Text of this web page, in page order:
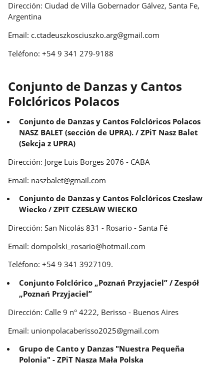
Dirección: Ciudad de Villa Gobernador Gálvez, Santa Fe,
Argentina
Email: c.ctadeuszkosciuszko.arg@gmail.com
Teléfono: +54 9 341 279-9188
Conjunto de Danzas y Cantos
Folclóricos Polacos
Conjunto de Danzas y Cantos Folclóricos Polacos
NASZ BALET (sección de UPRA). / ZPiT Nasz Balet
(Sekcja z UPRA)
Dirección: Jorge Luis Borges 2076 - CABA
Email: naszbalet@gmail.com
Conjunto de Danzas y Cantos Folclóricos Czesław
Wiecko / ZPIT CZESŁAW WIECKO
Dirección: San Nicolás 831 - Rosario - Santa Fé
Email: dompolski_rosario@hotmail.com
Teléfono: +54 9 341 3927109.
Conjunto Folclórico „Poznań Przyjaciel” / Zespół
„Poznań Przyjaciel”
Dirección: Calle 9 n° 4222, Berisso - Buenos Aires
Email: unionpolacaberisso2025@gmail.com
Grupo de Canto y Danzas "Nuestra Pequeña
Polonia" - ZPiT Nasza Mała Polska